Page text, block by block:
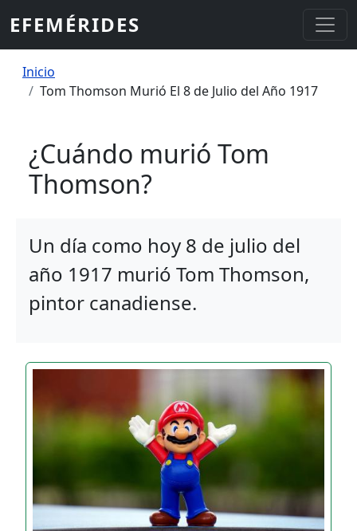
EFEMÉRIDES
Sobrescribir enlaces de ayuda a la
Inicio
Tom Thomson Murió El 8 de Julio del Año 1917
¿Cuándo murió Tom
Thomson?
Un día como hoy 8 de julio del
año 1917 murió Tom Thomson,
pintor canadiense.